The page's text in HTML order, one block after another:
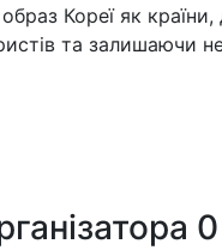
Кореї як країни,
та залишаючи
0